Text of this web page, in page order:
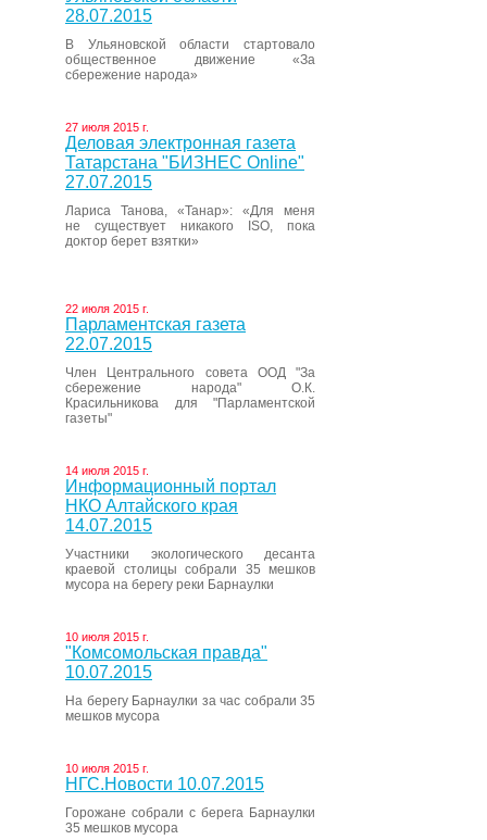
28.07.2015
В Ульяновской области стартовало
общественное движение «За
сбережение народа»
27 июля 2015 г.
Деловая электронная газета
Татарстана "БИЗНЕС Online"
27.07.2015
Лариса Танова, «Танар»: «Для меня
не существует никакого ISO, пока
доктор берет взятки»
22 июля 2015 г.
Парламентская газета
22.07.2015
Член Центрального совета ООД "За
сбережение народа" О.К.
Красильникова для "Парламентской
газеты"
14 июля 2015 г.
Информационный портал
НКО Алтайского края
14.07.2015
Участники экологического десанта
краевой столицы собрали 35 мешков
мусора на берегу реки Барнаулки
10 июля 2015 г.
"Комсомольская правда"
10.07.2015
На берегу Барнаулки за час собрали 35
мешков мусора
10 июля 2015 г.
НГС.Новости 10.07.2015
Горожане собрали с берега Барнаулки
35 мешков мусора